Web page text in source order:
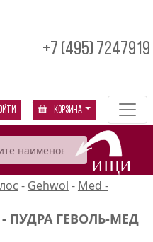
+7 (495) 7247919
Корзина
- Gehwol - Med -
- ПУДРА ГЕВОЛЬ-МЕД